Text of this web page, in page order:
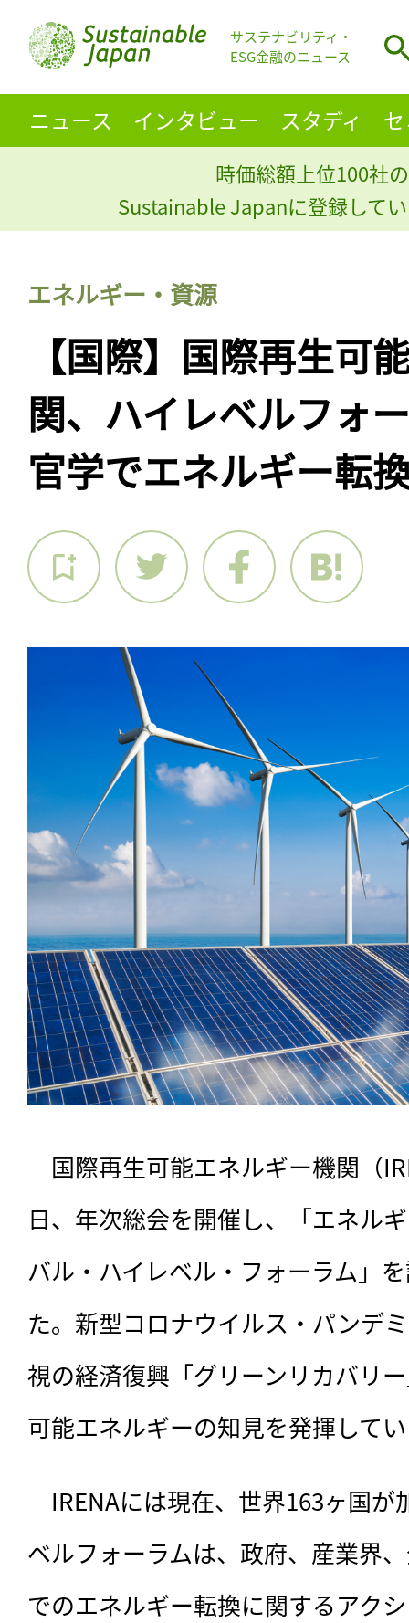
サステナビリティ・
ESG金融のニュース
ニュース インタビュー スタディ
時価総額上位100社
Sustainable Japanに登録して
エネルギー・資源
【国際】国際再生可
関、ハイレベルフォ
官学でエネルギー転
国際再生可能エネルギー機関（
日、年次総会を開催し、「エネル
バル・ハイレベル・フォーラム」
た。新型コロナウイルス・パンデ
視の経済復興「グリーンリカバリ
可能エネルギーの知見を発揮して
IRENAには現在、世界163ヶ国が
ベルフォーラムは、政府、産業界
でのエネルギー転換に関するアク